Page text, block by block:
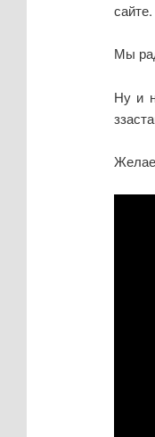
сайте.
Мы
Ну и